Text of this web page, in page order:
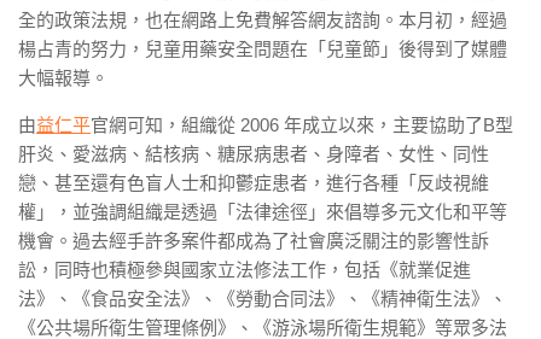
全的政策法規，也在網路上免費解答網友諮詢。本月初，經過
楊占青的努力，兒童用藥安全問題在「兒童節」後得到了媒體
大幅報導。
由益仁平官網可知，組織從 2006 年成立以來，主要協助了B型
肝炎、愛滋病、結核病、糖尿病患者、身障者、女性、同性
戀、甚至還有色盲人士和抑鬱症患者，進行各種「反歧視維
權」，並強調組織是透過「法律途徑」來倡導多元文化和平等
機會。過去經手許多案件都成為了社會廣泛關注的影響性訴
訟，同時也積極參與國家立法修法工作，包括《就業促進
法》、《食品安全法》、《勞動合同法》、《精神衛生法》、
《公共場所衛生管理條例》、《游泳場所衛生規範》等眾多法